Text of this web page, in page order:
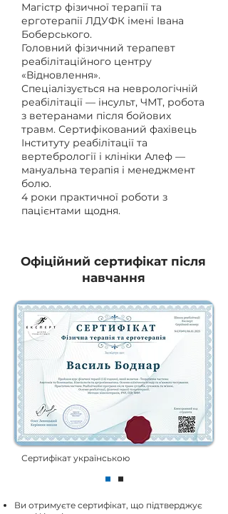
Магістр фізичної терапії та
ерготерапії ЛДУФК імені Івана
Боберського.
Головний фізичний терапевт
реабілітаційного центру
«Відновлення».
Спеціалізується на неврологічній
реабілітації — інсульт, ЧМТ, робота
з ветеранами після бойових
травм. Сертифікований фахівець
Інституту реабілітації та
вертебрології і клініки Алеф —
мануальна терапія і менеджмент
болю.
4 роки практичної роботи з
пацієнтами щодня.
Офіційний сертифікат після
навчання
Сертифікат українською
Ви отримуєте сертифікат, що підтверджує